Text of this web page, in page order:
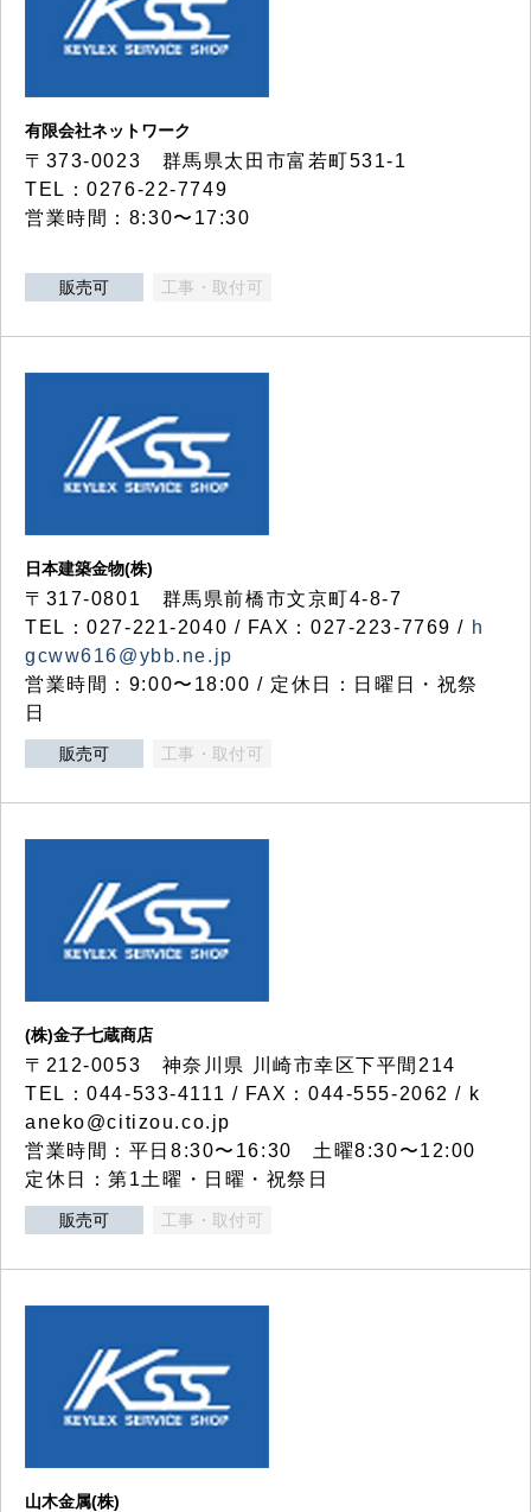
有限会社ネットワーク
〒373-0023 群馬県太田市富若町531-1
TEL：0276-22-7749
営業時間：8:30〜17:30
販売可 工事・取付可
日本建築金物(株)
〒317‐0801 群馬県前橋市文京町4-8-7
TEL：027-221-2040 / FAX：027-223-7769 / h
gcww616@ybb.ne.jp
営業時間：9:00〜18:00 / 定休日：日曜日・祝祭
日
販売可 工事・取付可
(株)金子七蔵商店
〒212-0053 神奈川県 川崎市幸区下平間214
TEL：044-533-4111 / FAX：044-555-2062 / k
aneko@citizou.co.jp
営業時間：平日8:30〜16:30 土曜8:30〜12:00
定休日：第1土曜・日曜・祝祭日
販売可 工事・取付可
山木金属(株)